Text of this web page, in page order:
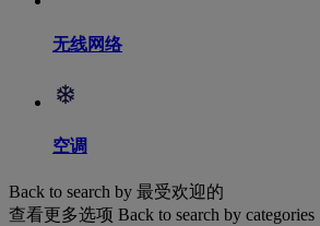
无线网络
空调
Back to search by 最受欢迎的
查看更多选项 Back to search by categories